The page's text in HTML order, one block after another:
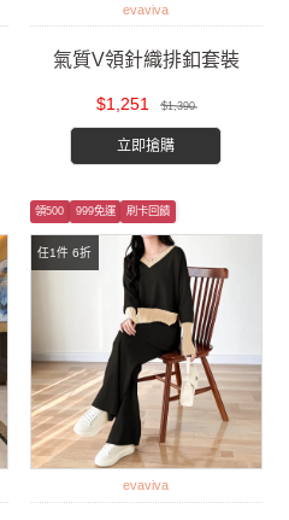
evaviva
氣質V領針織排釦套裝
$1,251 $1,390
立即搶購
任1件 6折
領500 999免運 刷卡回饋
evaviva